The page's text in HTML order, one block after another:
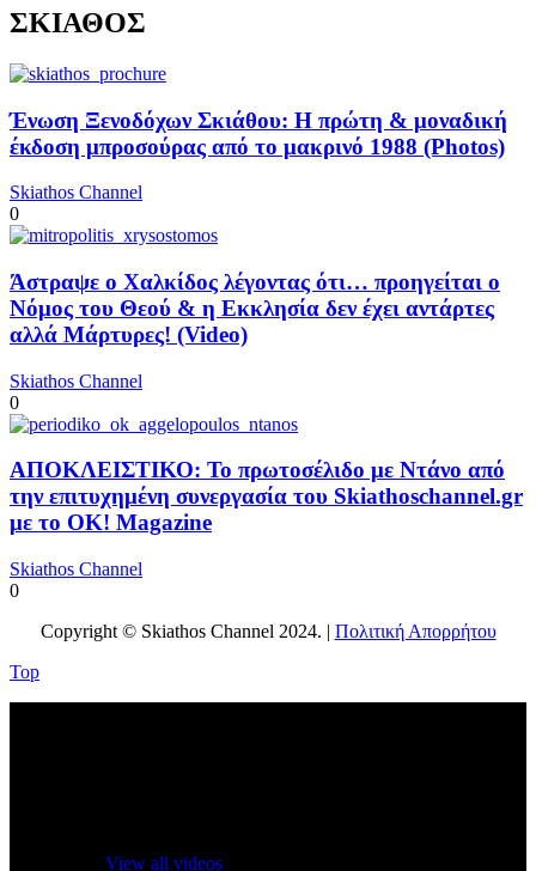
ΣΚΙΑΘΟΣ
Ένωση Ξενοδόχων Σκιάθου: Η πρώτη & μοναδική
έκδοση μπροσούρας από το μακρινό 1988 (Photos)
Skiathos Channel
0
Άστραψε ο Χαλκίδος λέγοντας ότι… προηγείται ο
Νόμος του Θεού & η Εκκλησία δεν έχει αντάρτες
αλλά Μάρτυρες! (Video)
Skiathos Channel
0
ΑΠΟΚΛΕΙΣΤΙΚΟ: Το πρωτοσέλιδο με Ντάνο από
την επιτυχημένη συνεργασία του Skiathoschannel.gr
με το OK! Magazine
Skiathos Channel
0
Copyright © Skiathos Channel 2024. | Πολιτική Απορρήτου
Top
View all videos